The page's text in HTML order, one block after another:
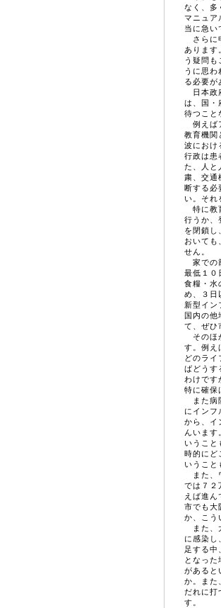
なく、多
マニュア
当に急い
さらに
あります
う疑問
うに思
る必要が
日本政
は、国・
待つこと
例えば
教育機関
波におけ
行政は患
た、人と
粛、交通
断する必
い。それ
特に教
行うか、
を閉鎖し
おいても
せん。
家での
最低１０
食糧・水
め、３日
新型イン
国内の
て、ぜひ
そのほ
す。例え
どのライ
ばどうす
わけです
特に確保
また病
にインフ
から、イ
んいます
いうこと
時的にど
いうこと
また、
では７２
えば進
市でも大
か、こう
また、
に感染し
足する中
となっ
があると
か。また
だれに打
す。